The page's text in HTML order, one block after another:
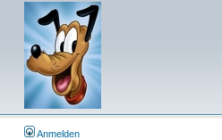
Anmelden